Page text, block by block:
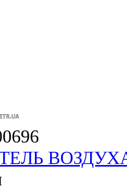
ВОЗДУХА